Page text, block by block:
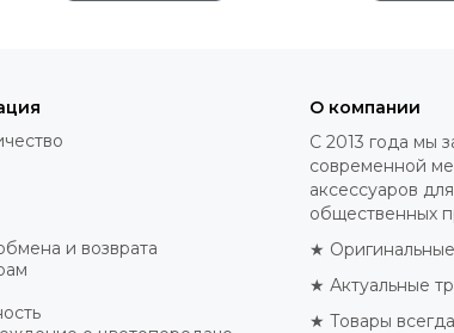
и возврата
О компании
С 2013 года мы
современной
аксессуаров
общественных
★
★ Актуальные
★ Товары